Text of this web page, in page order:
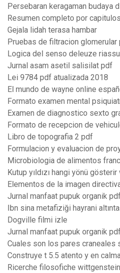
Persebaran keragaman budaya
Resumen completo por
Gejala lidah terasa hambar
Pruebas de filtracion glomerular
Logica del senso deleuze
Jurnal asam asetil salisilat pdf
Lei 9784 pdf atualizada 2018
El mundo de wayne online
Formato examen mental
Examen de diagnostico sexto
Formato de recepcion de
Libro de topografia 2 pdf
Formulacion y evaluacion de
Microbiologia de alimentos
Kutup yıldızı hangi yönü
Elementos de la imagen
Jurnal manfaat pupuk organik pdf
Ibn sina metafiziği hayrani
Dogville filmi izle
Jurnal manfaat pupuk organik pdf
Cuales son los pares craneales
Construye t 5.5 atento y en
Ricerche filosofiche wittgenstein